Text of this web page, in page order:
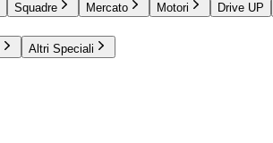
Squadre Mercato Motori Drive UP
Altri Speciali